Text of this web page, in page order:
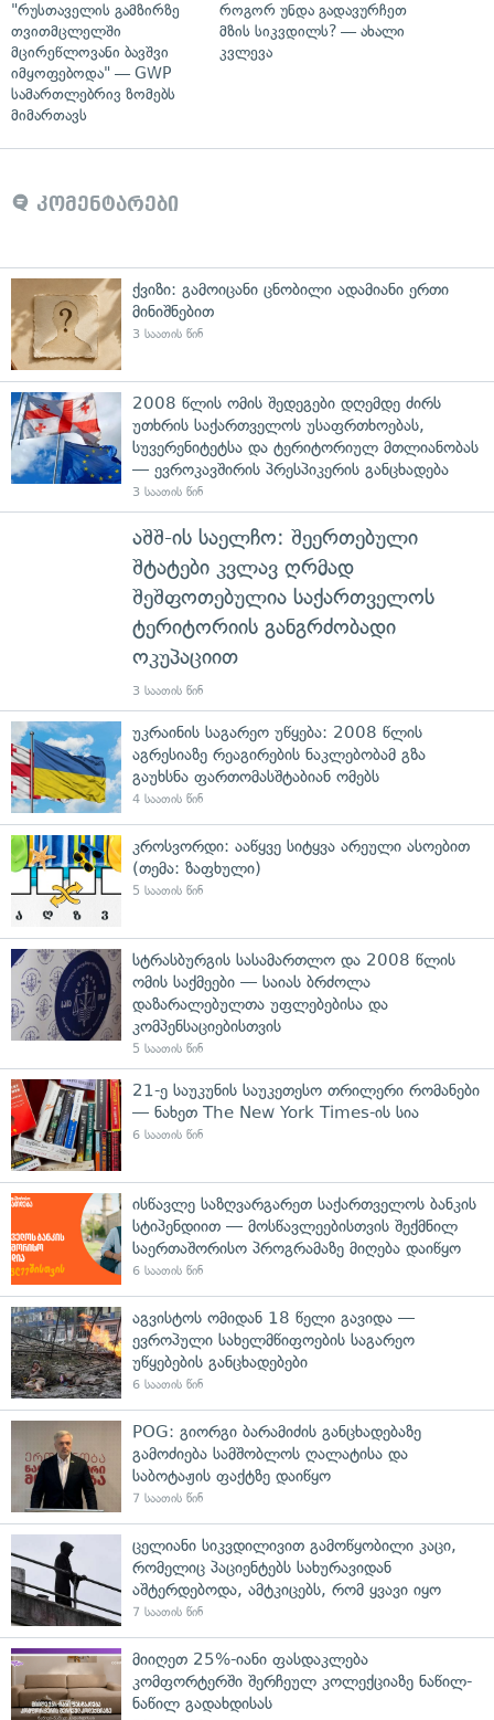
"რუსთაველის გამზირზე
თვითმცლელში
მცირეწლოვანი ბავშვი
იმყოფებოდა" — GWP
სამართლებრივ ზომებს
მიმართავს
როგორ უნდა გადავურჩეთ
მზის სიკვდილს? — ახალი
კვლევა
კომენტარები
ქვიზი: გამოიცანი ცნობილი ადამიანი ერთი
მინიშნებით
3 საათის წინ
2008 წლის ომის შედეგები დღემდე ძირს
უთხრის საქართველოს უსაფრთხოებას,
სუვერენიტეტსა და ტერიტორიულ მთლიანობას
— ევროკავშირის პრესპიკერის განცხადება
3 საათის წინ
აშშ-ის საელჩო: შეერთებული
შტატები კვლავ ღრმად
შეშფოთებულია საქართველოს
ტერიტორიის განგრძობადი
ოკუპაციით
3 საათის წინ
უკრაინის საგარეო უწყება: 2008 წლის
აგრესიაზე რეაგირების ნაკლებობამ გზა
გაუხსნა ფართომასშტაბიან ომებს
4 საათის წინ
კროსვორდი: ააწყვე სიტყვა არეული ასოებით
(თემა: ზაფხული)
5 საათის წინ
სტრასბურგის სასამართლო და 2008 წლის
ომის საქმეები — საიას ბრძოლა
დაზარალებულთა უფლებებისა და
კომპენსაციებისთვის
5 საათის წინ
21-ე საუკუნის საუკეთესო თრილერი რომანები
— ნახეთ The New York Times-ის სია
6 საათის წინ
ისწავლე საზღვარგარეთ საქართველოს ბანკის
სტიპენდიით — მოსწავლეებისთვის შექმნილ
საერთაშორისო პროგრამაზე მიღება დაიწყო
6 საათის წინ
აგვისტოს ომიდან 18 წელი გავიდა —
ევროპული სახელმწიფოების საგარეო
უწყებების განცხადებები
6 საათის წინ
POG: გიორგი ბარამიძის განცხადებაზე
გამოძიება სამშობლოს ღალატისა და
საბოტაჟის ფაქტზე დაიწყო
7 საათის წინ
ცელიანი სიკვდილივით გამოწყობილი კაცი,
რომელიც პაციენტებს სახურავიდან
აშტერდებოდა, ამტკიცებს, რომ ყვავი იყო
7 საათის წინ
მიიღეთ 25%-იანი ფასდაკლება
კომფორტერში შერჩეულ კოლექციაზე ნაწილ-
ნაწილ გადახდისას